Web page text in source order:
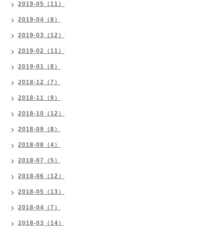
2019-05（11）
2019-04（8）
2019-03（12）
2019-02（11）
2019-01（8）
2018-12（7）
2018-11（9）
2018-10（12）
2018-09（8）
2018-08（4）
2018-07（5）
2018-06（12）
2018-05（13）
2018-04（7）
2018-03（14）